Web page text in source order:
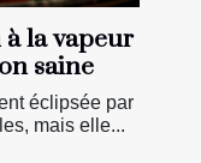
à la vapeur
saine
éclipsée par
mais elle...